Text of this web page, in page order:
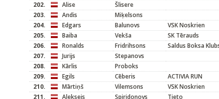
202.
Alise
Šlisere
203.
Andis
Miķelsons
204.
Edgars Balunovs
VSK Noskrien
205.
Baiba Vekša
SK Tērauds
206.
Ronalds Fridrihsons
Saldus Boksa
207.
Jurijs
Stepanovs
208.
Kārlis
Proboks
209.
Egils Cēberis
ACTIVIA RUN
210.
Mārtiņš Vilemsons
VSK Noskrien
211.
Aleksejs Spiridonovs
Tieto